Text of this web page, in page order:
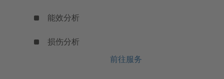
能效分析
损伤分析
前往服务